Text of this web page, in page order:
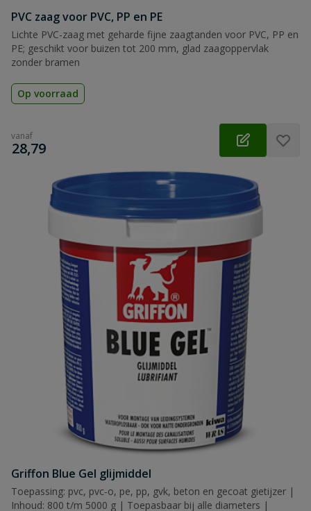
PVC zaag voor PVC, PP en PE
Lichte PVC-zaag met geharde fijne zaagtanden voor PVC, PP en
PE; geschikt voor buizen tot 200 mm, glad zaagoppervlak
zonder bramen
Op voorraad
vanaf
€
28,79
Griffon Blue Gel glijmiddel
Toepassing: pvc, pvc-o, pe, pp, gvk, beton en gecoat gietijzer |
Inhoud: 800 t/m 5000 g | Toepasbaar bij alle diameters |